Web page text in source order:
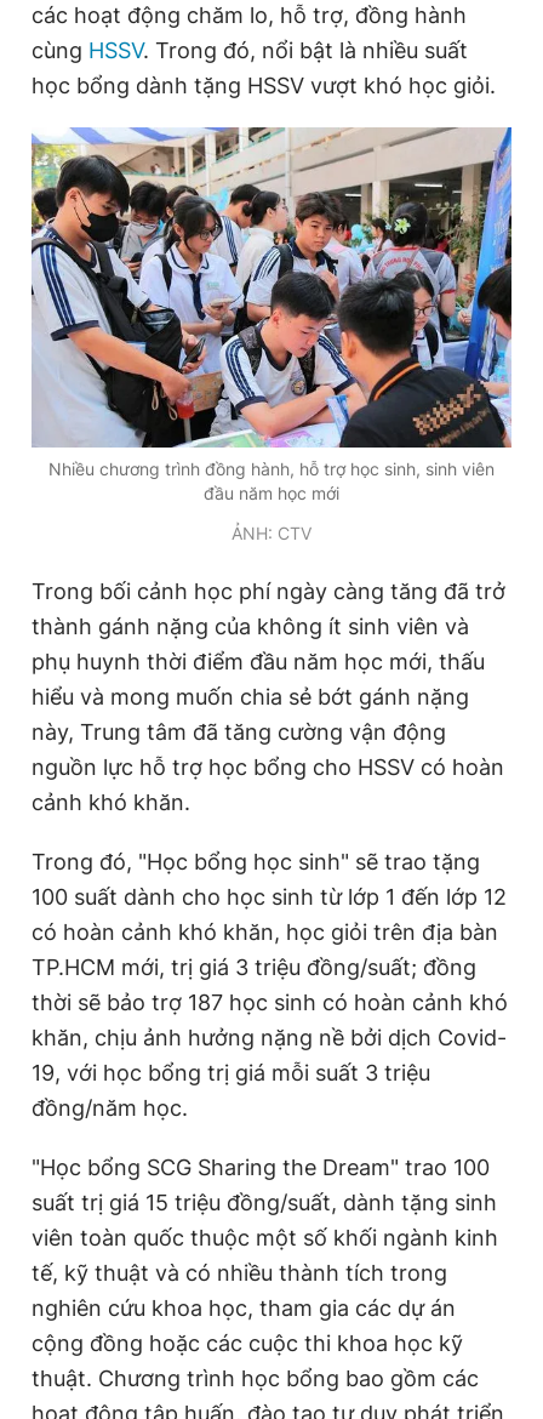
Đọc Thanh Niên trên điện thoại
Theo dõi báo trên
Hotline
0906 645 777
Liên hệ quảng cáo
0908 780 404
Quảng cáo RSS Tòa soạn Chính sách bảo
Tổng biên tập: Nguyễn Ngọc Toàn
Phó tổng biên tập thường trực: Hải Thành
Phó tổng biên tập: Lâm Hiếu Dũng
Phó tổng biên tập: Trần Việt Hưng
Giấy phép xuất bản số 110/GP - BTTTT cấp ngày 24.3.2020
© 2003-2026 Bản quyền thuộc về Báo Thanh Niên. Cấm sao
chép dưới mọi hình thức nếu không có sự chấp thuận bằng văn
bản. Phát triển bởi ePi Technologies, JSC.
các hoạt động chăm lo, hỗ trợ, đồng hành
cùng HSSV. Trong đó, nổi bật là nhiều suất
học bổng dành tặng HSSV vượt khó học giỏi.
Nhiều chương trình đồng hành, hỗ trợ học sinh, sinh viên
đầu năm học mới
ẢNH: CTV
Trong bối cảnh học phí ngày càng tăng đã trở
thành gánh nặng của không ít sinh viên và
phụ huynh thời điểm đầu năm học mới, thấu
hiểu và mong muốn chia sẻ bớt gánh nặng
này, Trung tâm đã tăng cường vận động
nguồn lực hỗ trợ học bổng cho HSSV có hoàn
cảnh khó khăn.
Trong đó, "Học bổng học sinh" sẽ trao tặng
100 suất dành cho học sinh từ lớp 1 đến lớp 12
có hoàn cảnh khó khăn, học giỏi trên địa bàn
TP.HCM mới, trị giá 3 triệu đồng/suất; đồng
thời sẽ bảo trợ 187 học sinh có hoàn cảnh khó
khăn, chịu ảnh hưởng nặng nề bởi dịch Covid-
19, với học bổng trị giá mỗi suất 3 triệu
đồng/năm học.
"Học bổng SCG Sharing the Dream" trao 100
suất trị giá 15 triệu đồng/suất, dành tặng sinh
viên toàn quốc thuộc một số khối ngành kinh
tế, kỹ thuật và có nhiều thành tích trong
nghiên cứu khoa học, tham gia các dự án
cộng đồng hoặc các cuộc thi khoa học kỹ
thuật. Chương trình học bổng bao gồm các
hoạt động tập huấn, đào tạo tư duy phát triển